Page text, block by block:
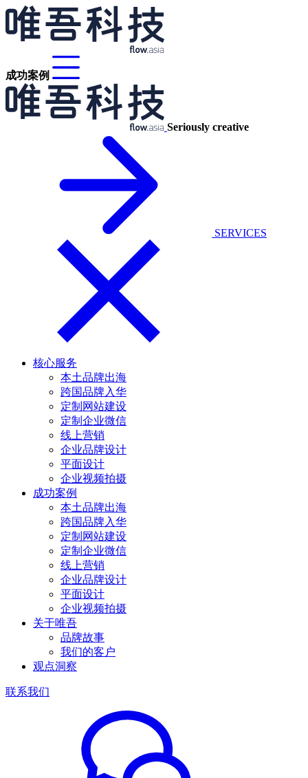
成功案例
Seriously creative
SERVICES
核心服务
本土品牌出海
跨国品牌入华
定制网站建设
定制企业微信
线上营销
企业品牌设计
平面设计
企业视频拍摄
成功案例
本土品牌出海
跨国品牌入华
定制网站建设
定制企业微信
线上营销
企业品牌设计
平面设计
企业视频拍摄
关于唯吾
品牌故事
我们的客户
观点洞察
联系我们